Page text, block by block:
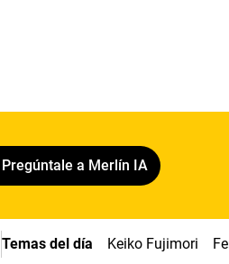
Pregúntale a Merlín IA
Temas del día Keiko Fujimori